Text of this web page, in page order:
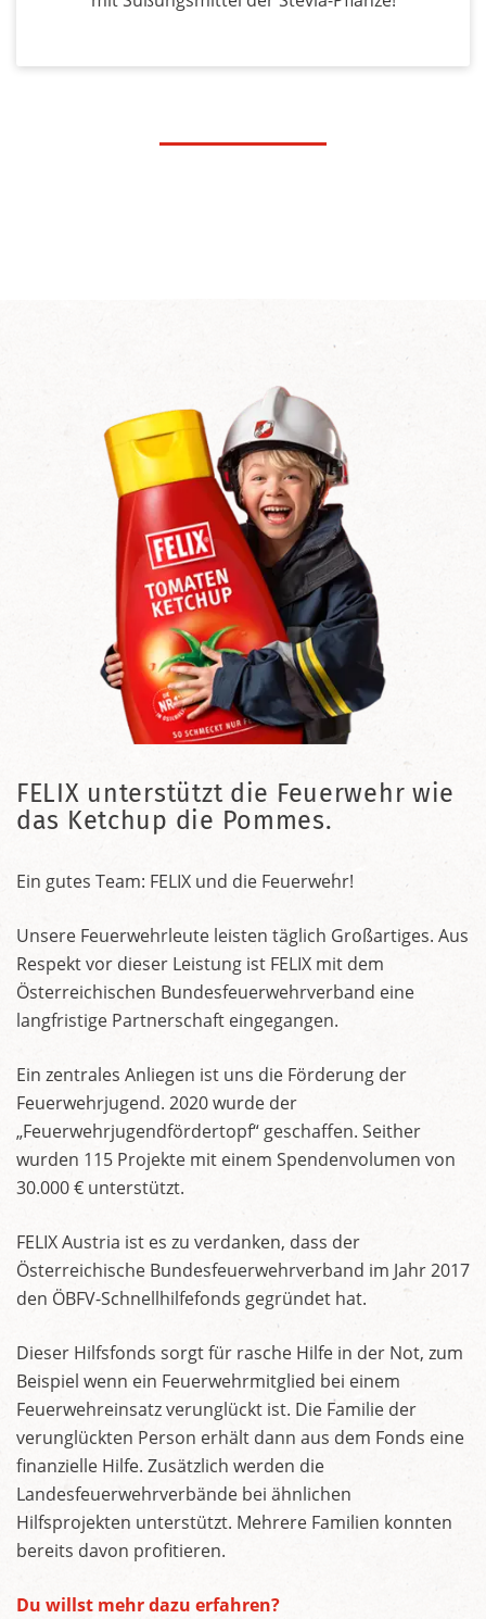
FELIX unterstützt die Feuerwehr wie
das Ketchup die Pommes.
Ein gutes Team: FELIX und die Feuerwehr!
Unsere Feuerwehrleute leisten täglich Großartiges. Aus
Respekt vor dieser Leistung ist FELIX mit dem
Österreichischen Bundesfeuerwehrverband eine
langfristige Partnerschaft eingegangen.
Ein zentrales Anliegen ist uns die Förderung der
Feuerwehrjugend. 2020 wurde der
„Feuerwehrjugendfördertopf“ geschaffen. Seither
wurden 115 Projekte mit einem Spendenvolumen von
30.000 € unterstützt.
FELIX Austria ist es zu verdanken, dass der
Österreichische Bundesfeuerwehrverband im Jahr 2017
den ÖBFV-Schnellhilfefonds gegründet hat.
Dieser Hilfsfonds sorgt für rasche Hilfe in der Not, zum
Beispiel wenn ein Feuerwehrmitglied bei einem
Feuerwehreinsatz verunglückt ist. Die Familie der
verunglückten Person erhält dann aus dem Fonds eine
finanzielle Hilfe. Zusätzlich werden die
Landesfeuerwehrverbände bei ähnlichen
Hilfsprojekten unterstützt. Mehrere Familien konnten
bereits davon profitieren.
Du willst mehr dazu erfahren?